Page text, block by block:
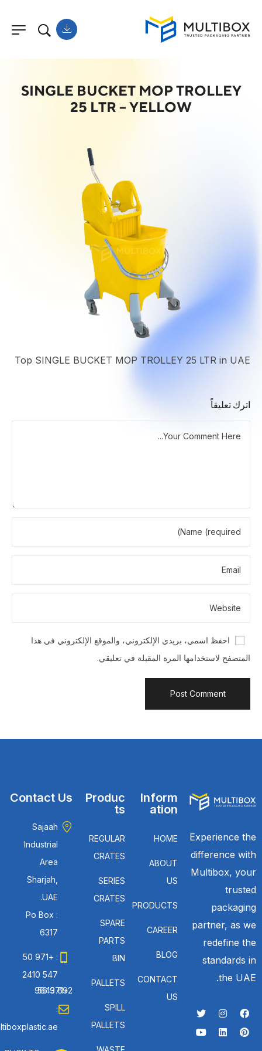
SINGLE BUCKET MOP TROLLEY
25 LTR – YELLOW
Top SINGLE BUCKET MOP TROLLEY 25 LTR in UAE
اترك تعليقاً
احفظ اسمي، بريدي الإلكتروني، والموقع الإلكتروني في هذا
المتصفح لاستخدامها المرة المقبلة في تعليقي.
Experience the
difference with
Multibox, your
trusted
packaging
partner, as we
redefine the
standards in
the UAE.
Inform
ation
HOME
ABOUT
US
PRODUCTS
CAREER
BLOG
CONTACT
US
Produc
ts
REGULAR
CRATES
SERIES
CRATES
SPARE
PARTS
BIN
PALLETS
SPILL
PALLETS
Contact Us
Sajaah
Industrial
Area
Sharjah,
UAE.
Po Box :
6317
: +971 50
547 2410
: +971 56 692 9643
: